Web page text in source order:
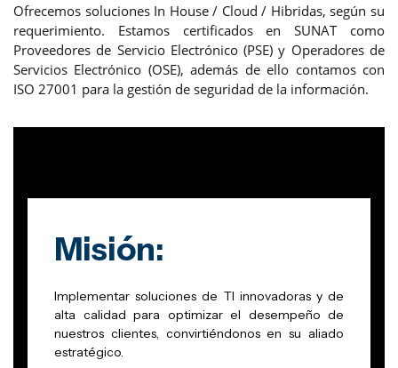
Ofrecemos soluciones In House / Cloud / Hibridas, según su
requerimiento. Estamos certificados en SUNAT como
Proveedores de Servicio Electrónico (PSE) y Operadores de
Servicios Electrónico (OSE), además de ello contamos con
ISO 27001 para la gestión de seguridad de la información.
Misión:
Implementar soluciones de TI innovadoras y de
alta calidad para optimizar el desempeño de
nuestros clientes, convirtiéndonos en su aliado
estratégico.